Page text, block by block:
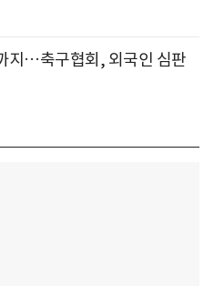
지…축구협회, 외국인 심판